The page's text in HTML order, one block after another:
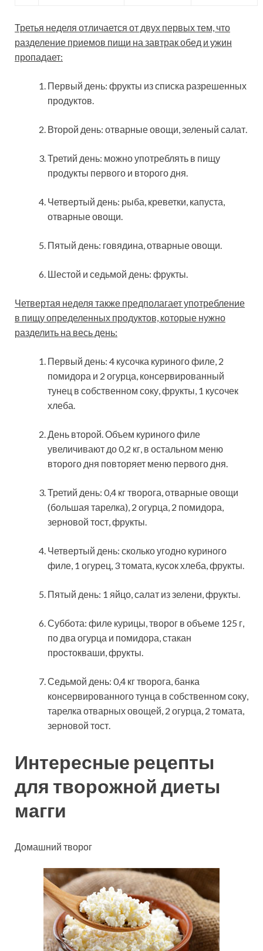
Третья неделя отличается от двух первых тем, что
разделение приемов пищи на завтрак обед и ужин
пропадает:
Первый день: фрукты из списка разрешенных
продуктов.
Второй день: отварные овощи, зеленый салат.
Третий день: можно употреблять в пищу
продукты первого и второго дня.
Четвертый день: рыба, креветки, капуста,
отварные овощи.
Пятый день: говядина, отварные овощи.
Шестой и седьмой день: фрукты.
Четвертая неделя также предполагает употребление
в пищу определенных продуктов, которые нужно
разделить на весь день:
Первый день: 4 кусочка куриного филе, 2
помидора и 2 огурца, консервированный
тунец в собственном соку, фрукты, 1 кусочек
хлеба.
День второй. Объем куриного филе
увеличивают до 0,2 кг, в остальном меню
второго дня повторяет меню первого дня.
Третий день: 0,4 кг творога, отварные овощи
(большая тарелка), 2 огурца, 2 помидора,
зерновой тост, фрукты.
Четвертый день: сколько угодно куриного
филе, 1 огурец, 3 томата, кусок хлеба, фрукты.
Пятый день: 1 яйцо, салат из зелени, фрукты.
Суббота: филе курицы, творог в объеме 125 г,
по два огурца и помидора, стакан
простокваши, фрукты.
Седьмой день: 0,4 кг творога, банка
консервированного тунца в собственном соку,
тарелка отварных овощей, 2 огурца, 2 томата,
зерновой тост.
Интересные рецепты
для творожной диеты
магги
Домашний творог